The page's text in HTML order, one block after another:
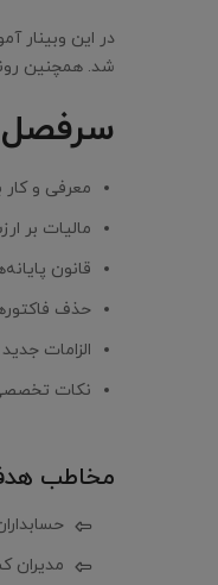
در این وبینار
شد. همچنین روند
سرفصل
معرفی و کار
مالیات بر
قانون
حذف
الزامات
نکات تخصصی
مخاطب
مدیران